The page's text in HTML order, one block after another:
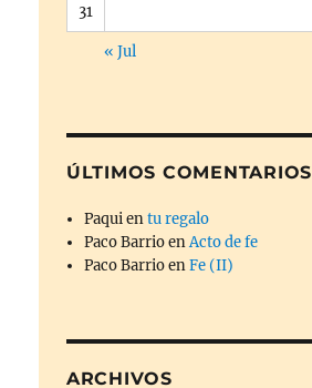
31
« Jul
ÚLTIMOS COMENTARIOS
Paquientu regalo
Paco BarrioenActo de fe
Paco BarrioenFe (II)
ARCHIVOS